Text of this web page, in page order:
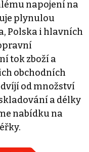
napojení na
plynulou
Polska i hlavních
tok zboží a
obchodních
od množství
a délky
nabídku na